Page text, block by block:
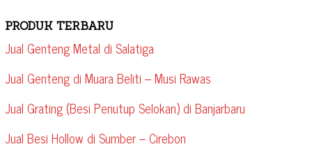
PRODUK TERBARU
Jual Genteng Metal di Salatiga
Jual Genteng di Muara Beliti – Musi Rawas
Jual Grating (Besi Penutup Selokan) di Banjarbaru
Jual Besi Hollow di Sumber – Cirebon